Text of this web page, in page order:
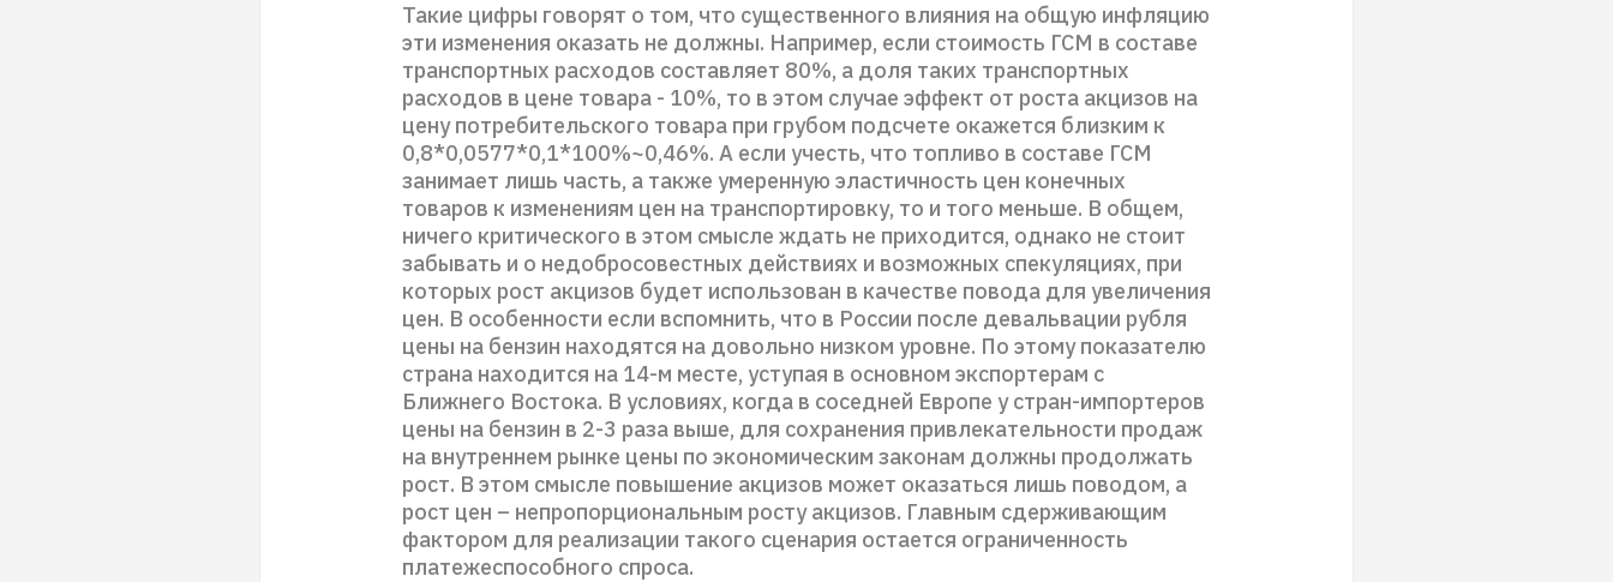
Такие цифры говорят о том, что существенного влияния на общую инфляцию
эти изменения оказать не должны. Например, если стоимость ГСМ в составе
транспортных расходов составляет 80%, а доля таких транспортных
расходов в цене товара - 10%, то в этом случае эффект от роста акцизов на
цену потребительского товара при грубом подсчете окажется близким к
0,8*0,0577*0,1*100%~0,46%. А если учесть, что топливо в составе ГСМ
занимает лишь часть, а также умеренную эластичность цен конечных
товаров к изменениям цен на транспортировку, то и того меньше. В общем,
ничего критического в этом смысле ждать не приходится, однако не стоит
забывать и о недобросовестных действиях и возможных спекуляциях, при
которых рост акцизов будет использован в качестве повода для увеличения
цен. В особенности если вспомнить, что в России после девальвации рубля
цены на бензин находятся на довольно низком уровне. По этому показателю
страна находится на 14-м месте, уступая в основном экспортерам с
Ближнего Востока. В условиях, когда в соседней Европе у стран-импортеров
цены на бензин в 2-3 раза выше, для сохранения привлекательности продаж
на внутреннем рынке цены по экономическим законам должны продолжать
рост. В этом смысле повышение акцизов может оказаться лишь поводом, а
рост цен – непропорциональным росту акцизов. Главным сдерживающим
фактором для реализации такого сценария остается ограниченность
платежеспособного спроса.